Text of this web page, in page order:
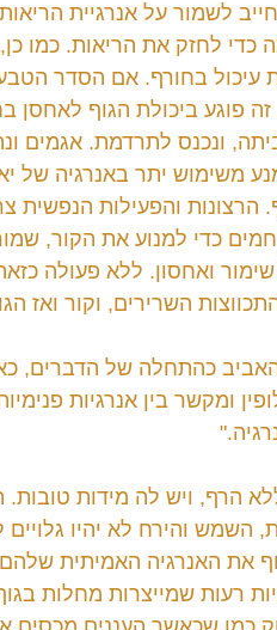
לשמור על אנרגיית
כדי לחזק את הריאות. כמו
עיכול בחורף. אם הסדר
פוגע ביכולת הגוף לאחסן
ונכנס לתרדמת. אגמים
משימוש יתר באנרגיה של
והפעילות הנפשית
כדי למנוע את הקור,
ואחסון. ללא פעולה
השרירים, וקור ואז
כהתחלה של הדברים,
ומקשר בין אנרגיות
הרף, ויש לה מידות טובות.
והירח לא יהיו גלויים
את האנרגיה האמיתית
רעות שמייצרות מחלות